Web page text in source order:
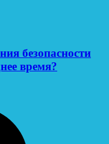
безопасности
время?